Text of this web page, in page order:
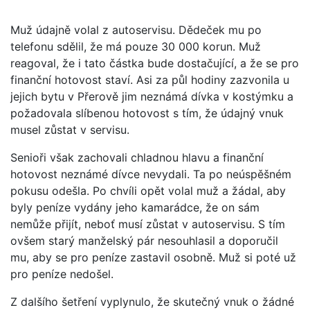
Muž údajně volal z autoservisu. Dědeček mu po
telefonu sdělil, že má pouze 30 000 korun. Muž
reagoval, že i tato částka bude dostačující, a že se pro
finanční hotovost staví. Asi za půl hodiny zazvonila u
jejich bytu v Přerově jim neznámá dívka v kostýmku a
požadovala slíbenou hotovost s tím, že údajný vnuk
musel zůstat v servisu.
Senioři však zachovali chladnou hlavu a finanční
hotovost neznámé dívce nevydali. Ta po neúspěšném
pokusu odešla. Po chvíli opět volal muž a žádal, aby
byly peníze vydány jeho kamarádce, že on sám
nemůže přijít, neboť musí zůstat v autoservisu. S tím
ovšem starý manželský pár nesouhlasil a doporučil
mu, aby se pro peníze zastavil osobně. Muž si poté už
pro peníze nedošel.
Z dalšího šetření vyplynulo, že skutečný vnuk o žádné